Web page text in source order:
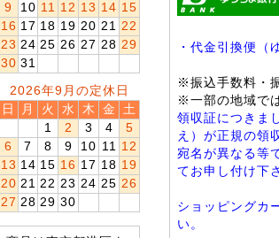
9
10 11 12 13 14 15
16 17 18 19 20 21 22
23 24 25 26 27 28 29
30 31
2026年9月の定休日
日
月 火 水 木 金
土
1
2 3 4
5
6
7 8 9 10 11 12
13 14 15 16 17 18 19
20 21 22 23 24 25 26
27 28 29 30
・代金引換便（
※振込手数料・
※一部の地域で
領収証につきま
え）が正規の領
宛名が異なる等
てお申し付け下
ショッピングカ
い。